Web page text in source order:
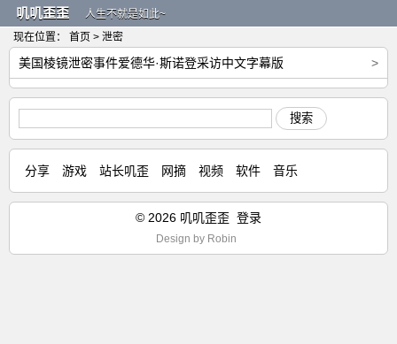
叽叽歪歪
人生不就是如此~
现在位置： 首页 > 泄密
>
美国棱镜泄密事件爱德华·斯诺登采访中文字幕版
搜索
分享 游戏 站长叽歪 网摘 视频 软件 音乐
© 2026 叽叽歪歪 登录
Design by Robin